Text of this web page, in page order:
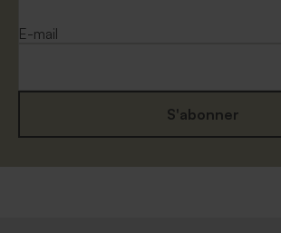
E-mail
S'abonner